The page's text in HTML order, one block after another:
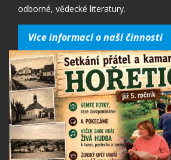
odborné, vědecké literatury.
Více informací o naší činnosti